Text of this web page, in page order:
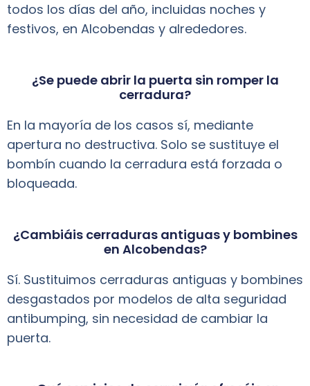
todos los días del año, incluidas noches y
festivos, en Alcobendas y alrededores.
¿Se puede abrir la puerta sin romper la
cerradura?
En la mayoría de los casos sí, mediante
apertura no destructiva. Solo se sustituye el
bombín cuando la cerradura está forzada o
bloqueada.
¿Cambiáis cerraduras antiguas y bombines
en Alcobendas?
Sí. Sustituimos cerraduras antiguas y bombines
desgastados por modelos de alta seguridad
antibumping, sin necesidad de cambiar la
puerta.